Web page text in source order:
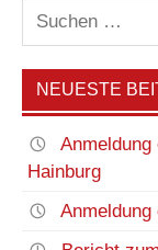
NEUESTE
Hainburg